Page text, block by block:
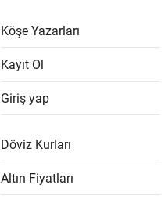
Köşe Yazarları
Kayıt Ol
Giriş yap
Döviz Kurları
Altın Fiyatları